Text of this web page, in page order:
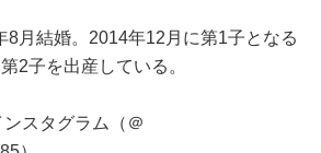
月結婚。2014年12月に第1子となる
2子を出産している。
スタグラム（＠